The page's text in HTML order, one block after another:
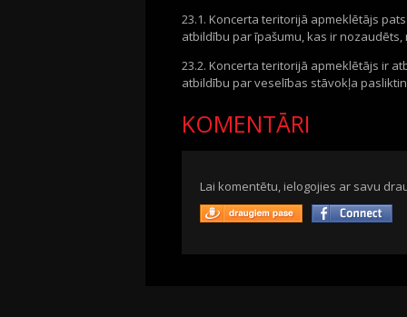
23.1. Koncerta teritorijā apmeklētājs
atbildību par īpašumu, kas ir
23.2. Koncerta teritorijā apmeklētājs ir
atbildību par veselības stāvokļa
KOMENTĀRI
Lai komentētu, ielogojies ar savu